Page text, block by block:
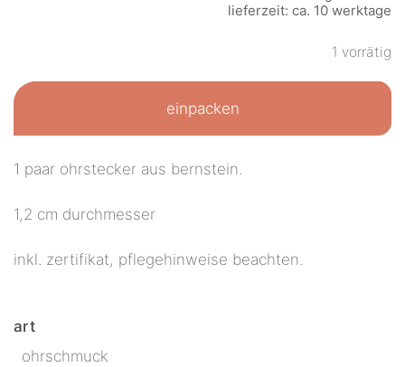
lieferzeit: ca. 10 werktage
1 vorrätig
einpacken
1 paar ohrstecker aus bernstein.
1,2 cm durchmesser
inkl. zertifikat, pflegehinweise beachten.
art
ohrschmuck